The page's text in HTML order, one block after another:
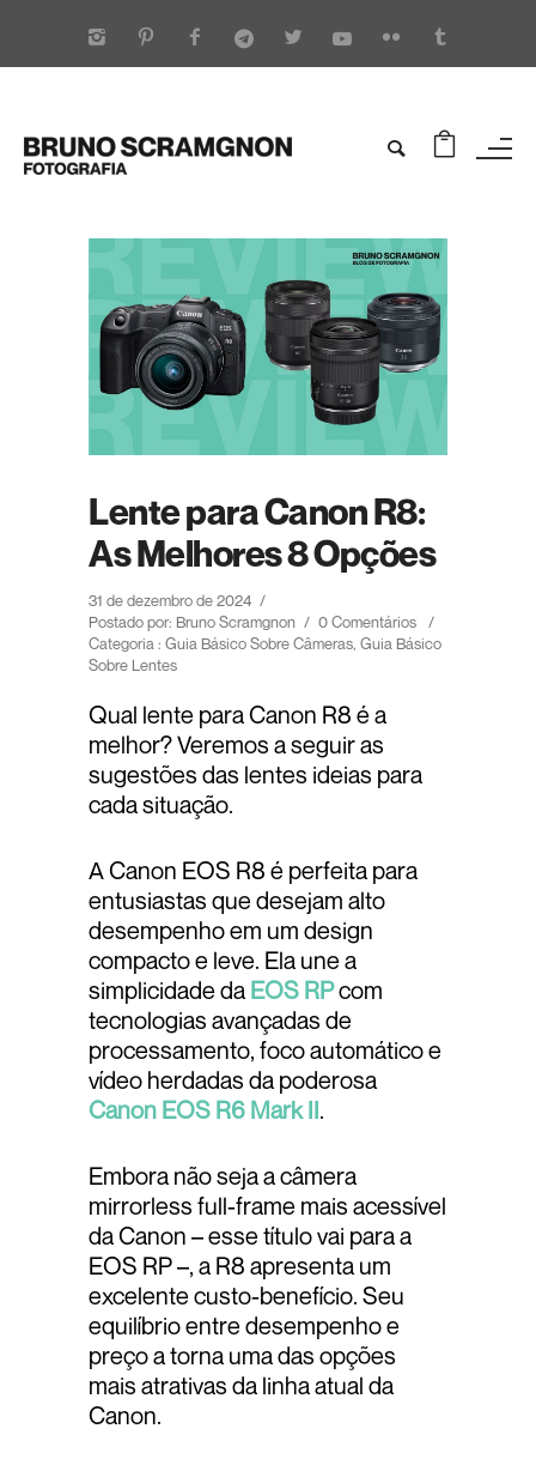
Lente para Canon R8:
As Melhores 8 Opções
31 de dezembro de 2024 /
Postado por: Bruno Scramgnon / 0 Comentários
/
Categoria : Guia Básico Sobre Câmeras, Guia Básico
Sobre Lentes
Qual lente para Canon R8 é a
melhor? Veremos a seguir as
sugestões das lentes ideias para
cada situação.
A Canon EOS R8 é perfeita para
entusiastas que desejam alto
desempenho em um design
compacto e leve. Ela une a
simplicidade da EOS RPcom
tecnologias avançadas de
processamento, foco automático e
vídeo herdadas da poderosa
Canon EOS R6 Mark II.
Embora não seja a câmera
mirrorless full-frame mais acessível
da Canon – esse título vai para a
EOS RP –, a R8 apresenta um
excelente custo-benefício. Seu
equilíbrio entre desempenho e
preço a torna uma das opções
mais atrativas da linha atual da
Canon.